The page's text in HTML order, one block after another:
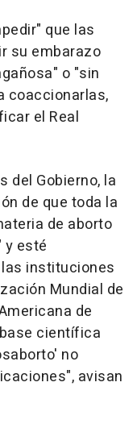
que las
su embarazo
o "sin
coaccionarlas,
el Real
del Gobierno, la
de que toda la
de aborto
esté
instituciones
Mundial de
de
científica
no
avisan